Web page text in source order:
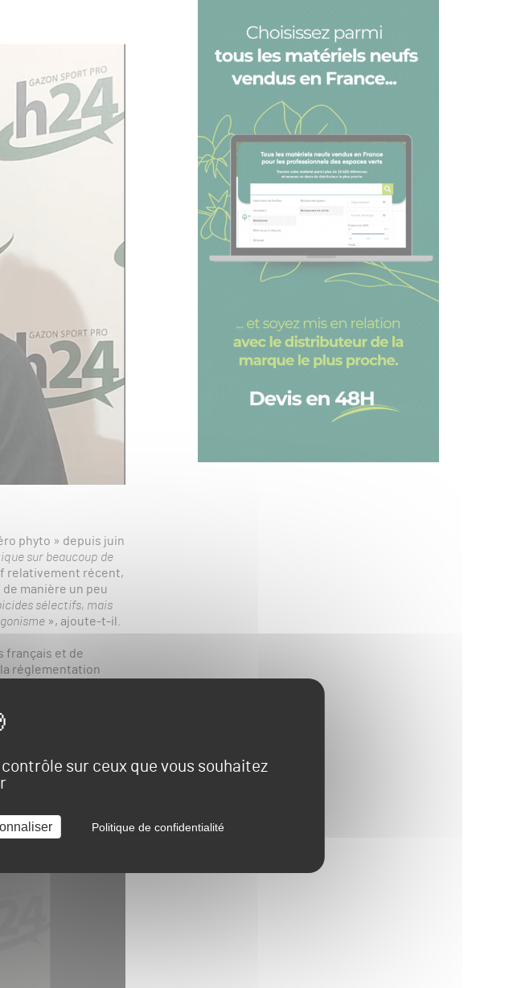
sur ceux que vous souhaitez
Politique de confidentialité
phyto » depuis juin
sur beaucoup de
relativement récent,
manière un peu
sélectifs, mais
», ajoute-t-il.
français et de
réglementation
administrateur de
et de
productives
Frédéric Cahay,
– une opportunité